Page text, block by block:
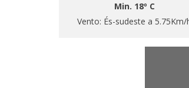
Min. 18º C
Vento: És-sudeste a 5.75Km/